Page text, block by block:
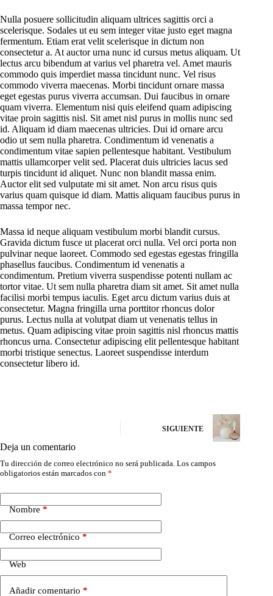
Nulla posuere sollicitudin aliquam ultrices sagittis orci a
scelerisque. Sodales ut eu sem integer vitae justo eget magna
fermentum. Etiam erat velit scelerisque in dictum non
consectetur a. At auctor urna nunc id cursus metus aliquam. Ut
lectus arcu bibendum at varius vel pharetra vel. Amet mauris
commodo quis imperdiet massa tincidunt nunc. Vel risus
commodo viverra maecenas. Morbi tincidunt ornare massa
eget egestas purus viverra accumsan. Dui faucibus in ornare
quam viverra. Elementum nisi quis eleifend quam adipiscing
vitae proin sagittis nisl. Sit amet nisl purus in mollis nunc sed
id. Aliquam id diam maecenas ultricies. Dui id ornare arcu
odio ut sem nulla pharetra. Condimentum id venenatis a
condimentum vitae sapien pellentesque habitant. Vestibulum
mattis ullamcorper velit sed. Placerat duis ultricies lacus sed
turpis tincidunt id aliquet. Nunc non blandit massa enim.
Auctor elit sed vulputate mi sit amet. Non arcu risus quis
varius quam quisque id diam. Mattis aliquam faucibus purus in
massa tempor nec.
Massa id neque aliquam vestibulum morbi blandit cursus.
Gravida dictum fusce ut placerat orci nulla. Vel orci porta non
pulvinar neque laoreet. Commodo sed egestas egestas fringilla
phasellus faucibus. Condimentum id venenatis a
condimentum. Pretium viverra suspendisse potenti nullam ac
tortor vitae. Ut sem nulla pharetra diam sit amet. Sit amet nulla
facilisi morbi tempus iaculis. Eget arcu dictum varius duis at
consectetur. Magna fringilla urna porttitor rhoncus dolor
purus. Lectus nulla at volutpat diam ut venenatis tellus in
metus. Quam adipiscing vitae proin sagittis nisl rhoncus mattis
rhoncus urna. Consectetur adipiscing elit pellentesque habitant
morbi tristique senectus. Laoreet suspendisse interdum
consectetur libero id.
SIGUIENTE
Deja un comentario
Tu dirección de correo electrónico no será publicada. Los campos
obligatorios están marcados con *
Nombre *
Correo electrónico *
Web
Añadir comentario *